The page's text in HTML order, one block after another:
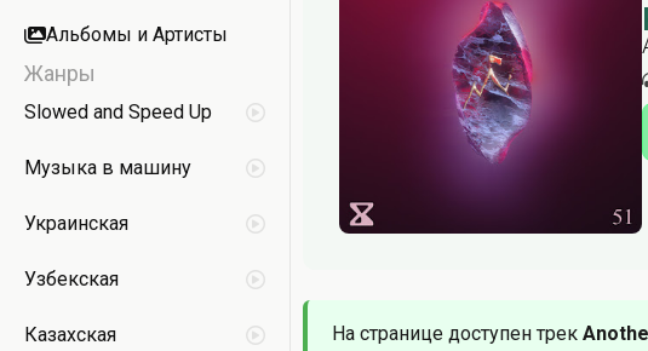
Альбомы и Артисты
Жанры
Slowed and Speed Up
Музыка в машину
Украинская
Узбекская
Казахская На странице доступен трек